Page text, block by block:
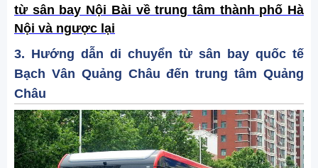
từ sân bay Nội Bài về trung tâm thành phố Hà
Nội và ngược lại
3. Hướng dẫn di chuyển từ sân bay quốc tế
Bạch Vân Quảng Châu đến trung tâm Quảng
Châu